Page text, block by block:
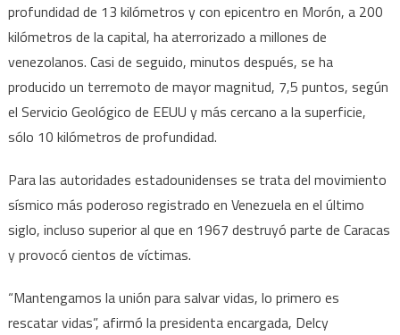
profundidad de 13 kilómetros y con epicentro en Morón, a 200
kilómetros de la capital, ha aterrorizado a millones de
venezolanos. Casi de seguido, minutos después, se ha
producido un terremoto de mayor magnitud, 7,5 puntos, según
el Servicio Geológico de EEUU y más cercano a la superficie,
sólo 10 kilómetros de profundidad.
Para las autoridades estadounidenses se trata del movimiento
sísmico más poderoso registrado en Venezuela en el último
siglo, incluso superior al que en 1967 destruyó parte de Caracas
y provocó cientos de víctimas.
“Mantengamos la unión para salvar vidas, lo primero es
rescatar vidas”, afirmó la presidenta encargada, Delcy